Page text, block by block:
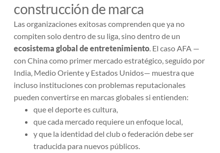
construcción de marca
Las organizaciones exitosas comprenden que ya no
compiten solo dentro de su liga, sino dentro de un
ecosistema global de entretenimiento. El caso AFA —
con China como primer mercado estratégico, seguido por
India, Medio Oriente y Estados Unidos— muestra que
incluso instituciones con problemas reputacionales
pueden convertirse en marcas globales si entienden:
que el deporte es cultura,
que cada mercado requiere un enfoque local,
y que la identidad del club o federación debe ser
traducida para nuevos públicos.